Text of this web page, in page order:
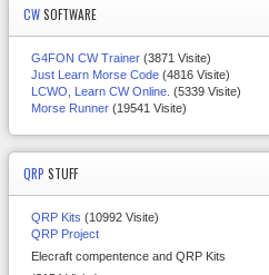
CWSOFTWARE
G4FON CW Trainer (3871 Visite)
Just Learn Morse Code (4816 Visite)
LCWO, Learn CW Online. (5339 Visite)
Morse Runner (19541 Visite)
QRP STUFF
QRP Kits (10992 Visite)
QRP Project
Elecraft compentence and QRP Kits